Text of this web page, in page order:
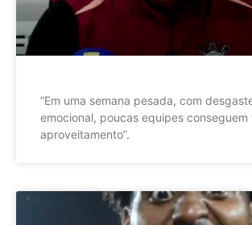
”Em uma semana pesada, com
emocional, poucas equipes conseguem
aproveitamento”.